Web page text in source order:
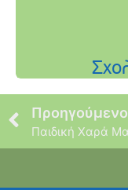
Προηγούμενο